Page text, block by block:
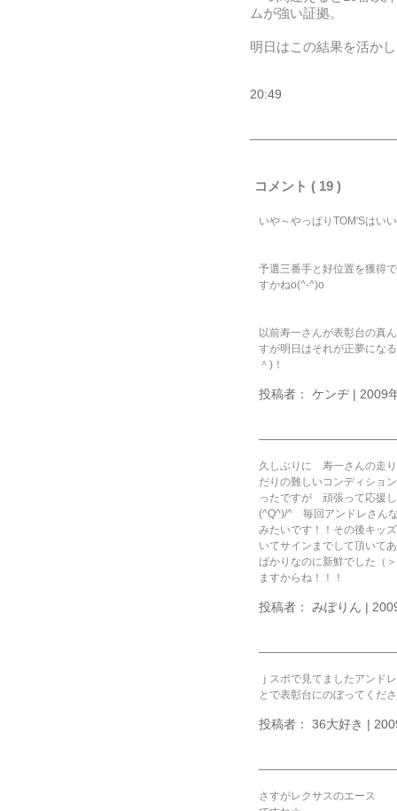
ムが強い証拠。
明日はこの結果を活か
20:49
コメント ( 19 )
いや～やっぱりTOM'Sはい
予選三番手と好位置を獲得
すかねo(^-^)o
以前寿一さんが表彰台の真
すが明日はそれが正夢にな
＾)！
投稿者： ケンヂ | 2009
久しぶりに 寿一さんの走
だりの難しいコンディショ
ったですが 頑張って応援
(^Q^)/^ 毎回アンドレさん
みたいです！！その後キッ
いてサインまでして頂いて
ばかりなのに新鮮でした（
ますからね！！！
投稿者： みぽりん |
ｊスポで見てましたアンド
とで表彰台にのぼってくだ
投稿者： 36大好き |
さすがレクサスのエース